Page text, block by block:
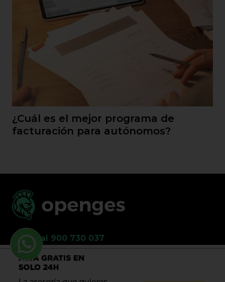
¿Cuál es el mejor programa de
facturación para autónomos?
Llama al 900 730 037